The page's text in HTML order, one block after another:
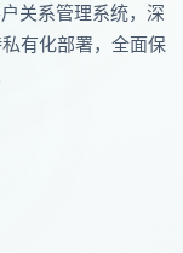
关系管理系统，深
有化部署，全面保